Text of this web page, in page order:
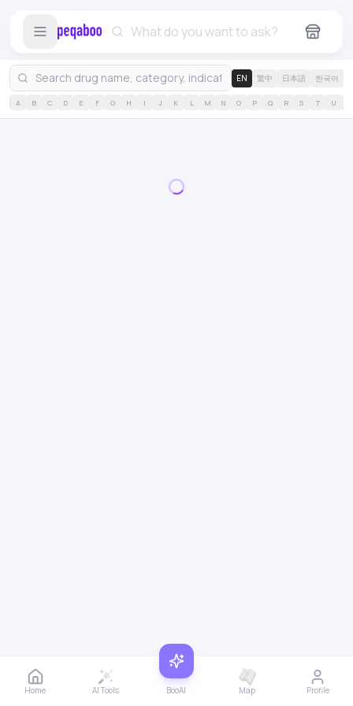
EN 繁中 日本語 한국어
A B C D E F G H I J K L M N O P Q R S T U
Home AI Tools BooAI Map Profile